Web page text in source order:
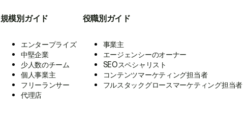
規模別ガイド
エンタープライズ
中堅企業
少人数のチーム
個人事業主
フリーランサー
代理店
役職別ガイド
事業主
エージェンシーのオーナー
SEOスペシャリスト
コンテンツマーケティング担当者
フルスタックグロースマーケティング担当者